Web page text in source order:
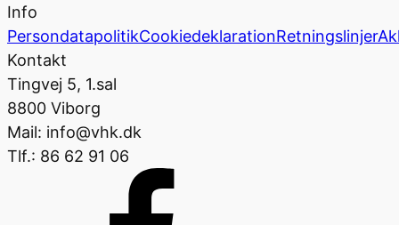
Info
PersondatapolitikCookiedeklarationRetningslinjer
Kontakt
Tingvej 5, 1.sal
8800 Viborg
Mail: info@vhk.dk
Tlf.: 86 62 91 06